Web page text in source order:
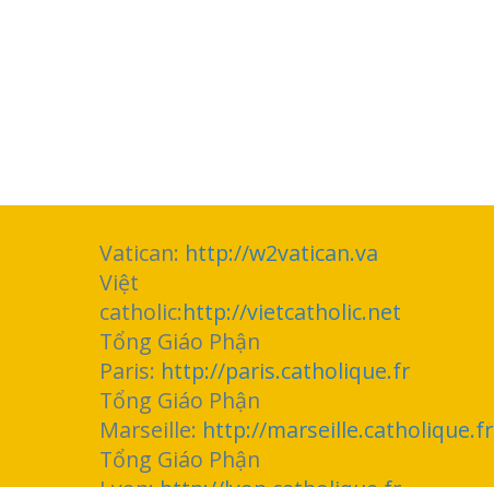
Vatican: http://w2vatican.va
Việt
catholic:http://vietcatholic.net
Tổng Giáo Phận
Paris: http://paris.catholique.fr
Tổng Giáo Phận
Marseille: http://marseille.catholique.fr
Tổng Giáo Phận